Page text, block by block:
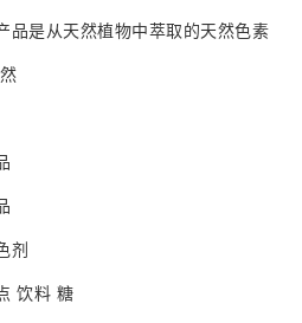
品是从天然植物中萃取的天然色素
剂
饮料 糖
- 10w+
05-25
5.51w
效唑 90%